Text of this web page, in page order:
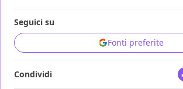
Seguici su
Fonti preferite
Condividi